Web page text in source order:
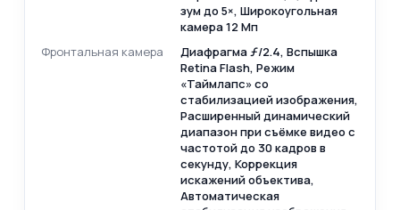
зум до 5×, Широкоугольная
камера 12 Мп
Фронтальная камера
Диафрагма ƒ/2.4, Вспышка
Retina Flash, Режим
«Таймлапс» со
стабилизацией изображения,
Расширенный динамический
диапазон при съёмке видео с
частотой до 30 кадров в
секунду, Коррекция
искажений объектива,
Автоматическая